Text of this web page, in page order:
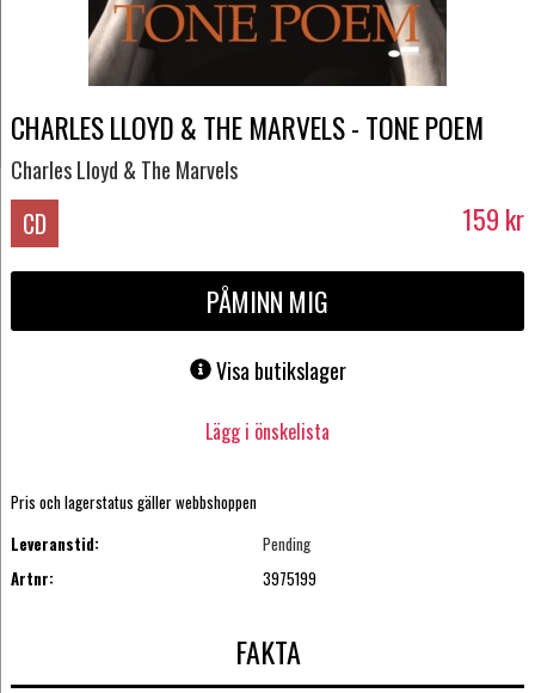
CHARLES LLOYD & THE MARVELS - TONE POEM
Charles Lloyd & The Marvels
CD 159 kr
PÅMINN MIG
Visa butikslager
Lägg i önskelista
Pris och lagerstatus gäller webbshoppen
Leveranstid:
Pending
Artnr:
3975199
FAKTA